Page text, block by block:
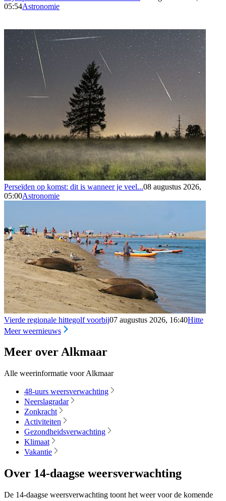
05:54Astronomie
Perseïden op komst: dit is wanneer je veel...08 augustus 2026,
05:00Astronomie
Vierde regionale hittegolf voorbij07 augustus 2026, 16:40Hitte
Meer weernieuws
Meer over Alkmaar
Alle weerinformatie voor Alkmaar
48-uurs weersverwachting
Neerslagradar
Zonkracht
Activiteiten
Gezondheidsverwachting
Klimaat
Vakantie
Over 14-daagse weersverwachting
De 14-daagse weersverwachting toont het weer voor de komende